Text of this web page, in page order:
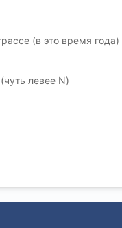
(в это время
левее N)